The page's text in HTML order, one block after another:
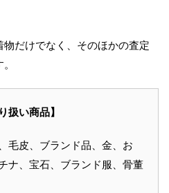
だけでなく、そのほかの査定
扱い商品】
毛皮、ブランド品、金、お
ナ、宝石、ブランド服、骨董